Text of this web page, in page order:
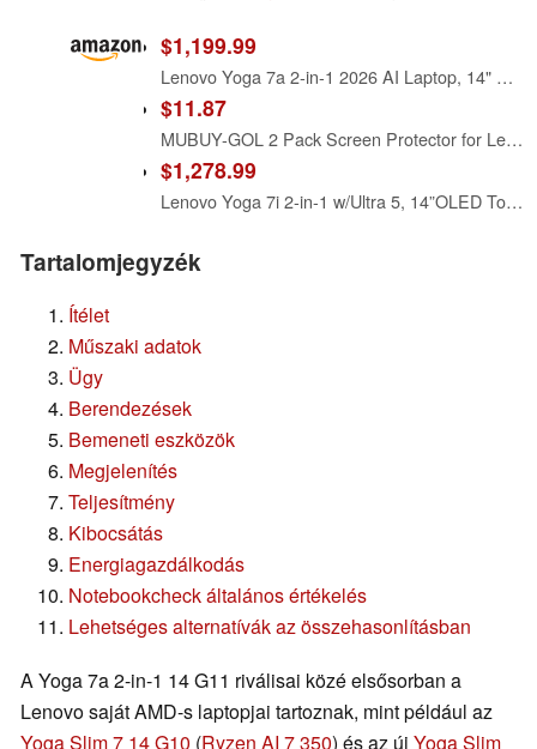
$1,199.99
Lenovo Yoga 7a 2-in-1 2026 AI Laptop, 14" WUXGA OLED Touchscreen, AMD Ryzen AI 5 430, 16GB LPDDR5X RAM, 1TB PCIe SSD, Up to 50 Tops Copilot+ PC, Windows 11 Pro, Backlit KB, Fingerprint, Wi-Fi 7
$11.87
MUBUY-GOL 2 Pack Screen Protector for Lenovo Yoga 7a 2-in-1 14" & Lneovo Yoga 7i 2-in-1 Aura Edition (14IPH11/83TC,14AGP11/83TD) 14-Inch Laptop Anti-Blue Light Anti-Glare Anti-UV Filter Reduces Eye
$1,278.99
Lenovo Yoga 7i 2-in-1 w/Ultra 5, 14”OLED Touch,16GB RAM, 1TB SSD, Yoga Pen
Tartalomjegyzék
Ítélet
Műszaki adatok
Ügy
Berendezések
Bemeneti eszközök
Megjelenítés
Teljesítmény
Kibocsátás
Energiagazdálkodás
Notebookcheck általános értékelés
Lehetséges alternatívák az összehasonlításban
A Yoga 7a 2-in-1 14 G11 riválisai közé elsősorban a
Lenovo saját AMD-s laptopjai tartoznak, mint például az
Yoga Slim 7 14 G10 (Ryzen AI 7 350) és az új Yoga Slim